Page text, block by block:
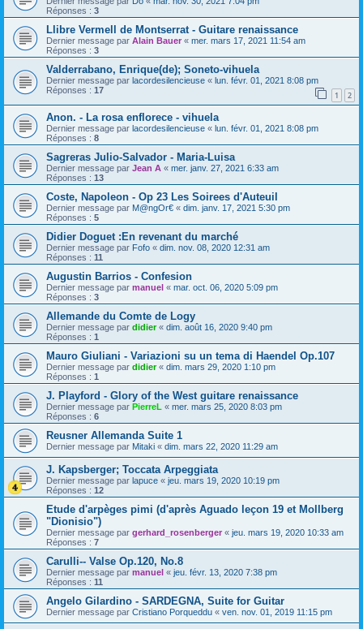
Réponses : 3
Llibre Vermell de Montserrat - Guitare renaissance
Dernier message par Alain Bauer « mer. mars 17, 2021 11:54 am
Réponses : 3
Valderrabano, Enrique(de); Soneto-vihuela
Dernier message par lacordesilencieuse « lun. févr. 01, 2021 8:08 pm
Réponses : 17 1 2
Anon. - La rosa enflorece - vihuela
Dernier message par lacordesilencieuse « lun. févr. 01, 2021 8:08 pm
Réponses : 8
Sagreras Julio-Salvador - Maria-Luisa
Dernier message par Jean A « mer. janv. 27, 2021 6:33 am
Réponses : 13
Coste, Napoleon - Op 23 Les Soirees d'Auteuil
Dernier message par M@ngOr€ « dim. janv. 17, 2021 5:30 pm
Réponses : 5
Didier Doguet :En revenant du marché
Dernier message par Fofo « dim. nov. 08, 2020 12:31 am
Réponses : 11
Augustin Barrios - Confesion
Dernier message par manuel « mar. oct. 06, 2020 5:09 pm
Réponses : 3
Allemande du Comte de Logy
Dernier message par didier« dim. août 16, 2020 9:40 pm
Réponses : 1
Mauro Giuliani - Variazioni su un tema di Haendel Op.107
Dernier message par didier« dim. mars 29, 2020 1:10 pm
Réponses : 1
J. Playford - Glory of the West guitare renaissance
Dernier message par PierreL « mer. mars 25, 2020 8:03 pm
Réponses : 6
Reusner Allemanda Suite 1
Dernier message par Mitaki « dim. mars 22, 2020 11:29 am
J. Kapsberger; Toccata Arpeggiata
Dernier message par lapuce « jeu. mars 19, 2020 10:19 pm
Réponses : 12
Etude d'arpèges pimi (d'après Aguado leçon 19 et Mollberg
"Dionisio")
Dernier message par gerhard_rosenberger « jeu. mars 19, 2020 10:33 am
Réponses : 7
Carulli-- Valse Op.120, No.8
Dernier message par manuel « jeu. févr. 13, 2020 7:38 pm
Réponses : 11
Angelo Gilardino - SARDEGNA, Suite for Guitar
Dernier message par Cristiano Porqueddu « ven. nov. 01, 2019 11:15 pm